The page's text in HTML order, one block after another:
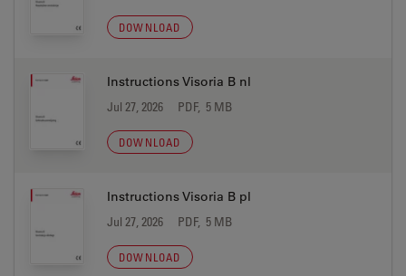
DOWNLOAD
Instructions Visoria B nl
Jul 27, 2026 PDF, 5 MB
DOWNLOAD
Instructions Visoria B pl
Jul 27, 2026 PDF, 5 MB
DOWNLOAD